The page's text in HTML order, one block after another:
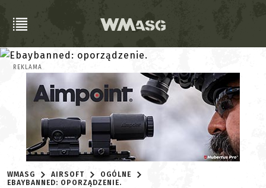
REKLAMA
WMASG AIRSOFT
OGÓLNE
EBAYBANNED: OPORZĄDZENIE.